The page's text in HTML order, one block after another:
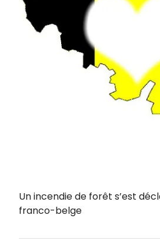
Un incendie de forêt s’est
franco-belge